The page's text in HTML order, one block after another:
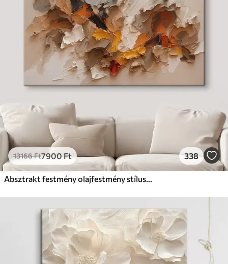
13166Ft7900Ft 338
Absztrakt festmény olajfestmény stílusban